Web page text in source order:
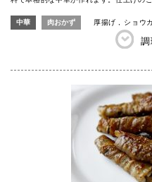
中華 肉おかず 厚揚げ ショウ